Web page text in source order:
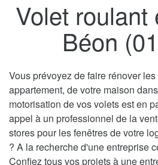
Volet roulant
Béon
Vous prévoyez de faire rénover
appartement, de votre maison
motorisation de vos volets est en
appel à un professionnel de la
stores pour les fenêtres de votre
? A la recherche d'une entreprise
Confiez tous vos projets à une